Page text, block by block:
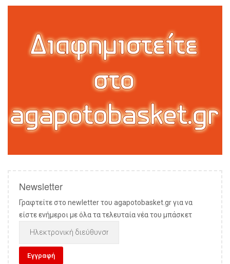
Newsletter
Γραφτείτε στο newletter του agapotobasket.gr για να
είστε ενήμεροι με όλα τα τελευταία νέα του μπάσκετ